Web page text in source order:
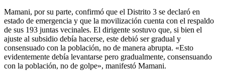
Mamani, por su parte, confirmó que el Distrito 3 se declaró en
estado de emergencia y que la movilización cuenta con el respaldo
de sus 193 juntas vecinales. El dirigente sostuvo que, si bien el
ajuste al subsidio debía hacerse, este debió ser gradual y
consensuado con la población, no de manera abrupta. «Esto
evidentemente debía levantarse pero gradualmente, consensuando
con la población, no de golpe», manifestó Mamani.